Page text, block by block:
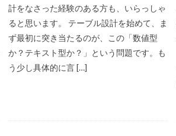
計をなさった経験のある方も、いらっしゃ
ると思います。 テーブル設計を始めて、ま
ず最初に突き当たるのが、この「数値型
か？テキスト型か？」という問題です。も
う少し具体的に言 […]